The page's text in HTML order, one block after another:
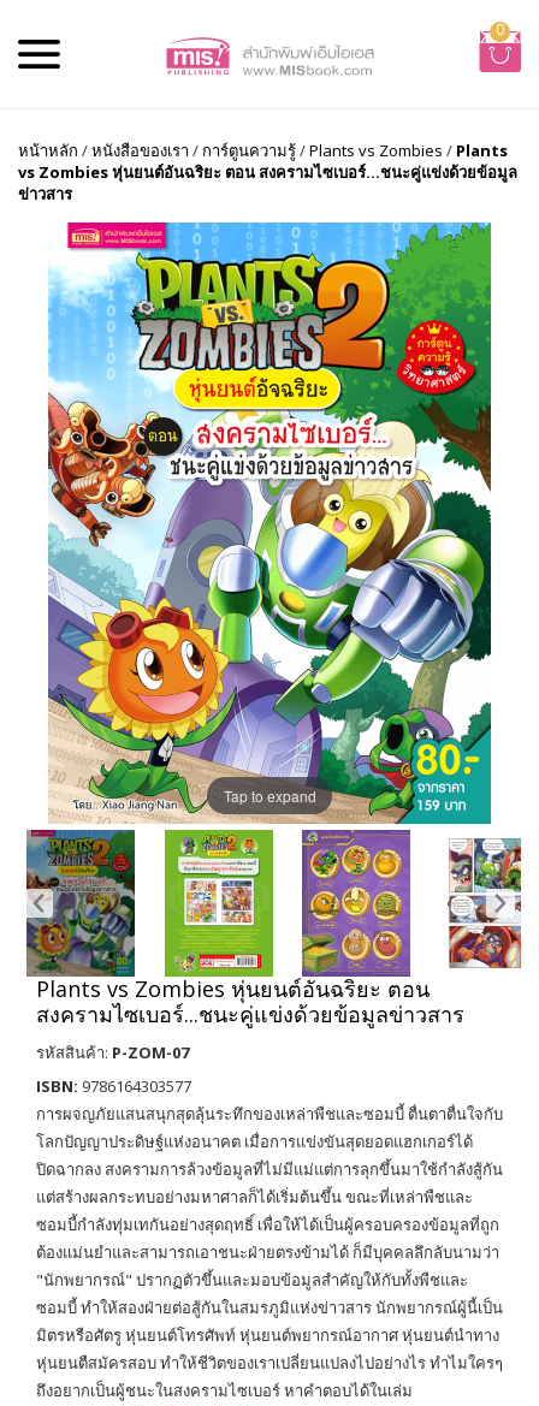
0
หน้าหลัก /หนังสือของเรา / การ์ตูนความรู้/Plants vs Zombies / Plants
vs Zombies หุ่นยนต์อันฉริยะ ตอน สงครามไซเบอร์...ชนะคู่แข่งด้วยข้อมูล
ข่าวสาร
Tap to expand
Plants vs Zombies หุ่นยนต์อันฉริยะ ตอน
สงครามไซเบอร์...ชนะคู่แข่งด้วยข้อมูลข่าวสาร
รหัสสินค้า: P-ZOM-07
ISBN: 9786164303577
การผจญภัยแสนสนุกสุดลุ้นระทึกของเหล่าพืชและซอมบี้ ตื่นตาตื่นใจกับ
โลกปัญญาประดิษฐ์แห่งอนาคต เมื่อการแข่งขันสุดยอดแฮกเกอร์ได้
ปิดฉากลง สงครามการล้วงข้อมูลที่ไม่มีแม่แต่การลุกขึ้นมาใช้กำลังสู้กัน
แต่สร้างผลกระทบอย่างมหาศาลก็ได้เริ่มต้นขึ้น ขณะที่เหล่าพืชและ
ซอมบี้กำลังทุ่มเทกันอย่างสุดฤทธิ์ เพื่อให้ได้เป็นผู้ครอบครองข้อมูลที่ถูก
ต้องแม่นยำและสามารถเอาชนะฝ่ายตรงข้ามได้ ก็มีบุคคลลึกลับนามว่า
"นักพยากรณ์" ปรากฏตัวขึ้นและมอบข้อมูลสำคัญให้กับทั้งพืชและ
ซอมบี้ ทำให้สองฝ่ายต่อสู้กันในสมรภูมิแห่งข่าวสาร นักพยากรณ์ผู้นี้เป็น
มิตรหรือศัตรู หุ่นยนต์โทรศัพท์ หุ่นยนต์พยากรณ์อากาศ หุ่นยนต์นำทาง
หุ่นยนตืสมัครสอบ ทำให้ชีวิตของเราเปลี่ยนแปลงไปอย่างไร ทำไมใครๆ
ถึงอยากเป็นผู้ชนะในสงครามไซเบอร์ หาคำตอบได้ในเล่ม